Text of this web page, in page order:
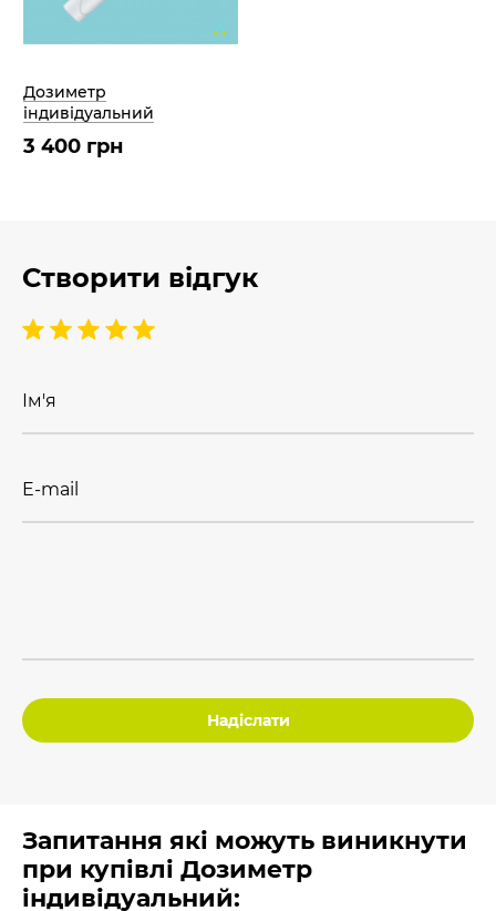
Дозиметр
індивідуальний
3 400 грн
Створити відгук
Ім'я
E-mail
Надіслати
Запитання які можуть виникнути
при купівлі Дозиметр
індивідуальний: